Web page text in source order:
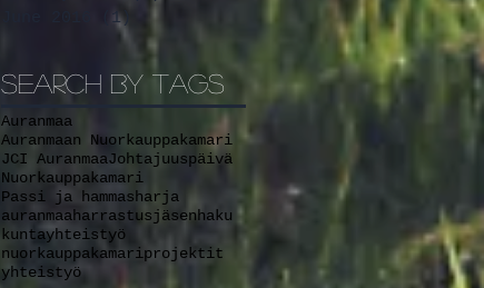
(1)
Search By Tags
Auranmaa
Auranmaan Nuorkauppakamari
JCI AuranmaaJohtajuuspäivä
Nuorkauppakamari
Passi ja hammasharja
auranmaaharrastusjäsenhaku
kuntayhteistyö
nuorkauppakamariprojektit
yhteistyö